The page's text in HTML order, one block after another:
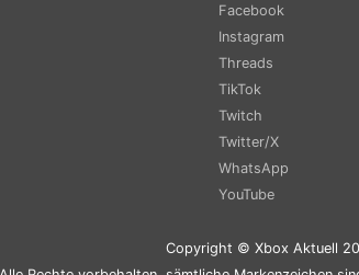
Facebook
Instagram
Threads
TikTok
Twitch
Twitter/X
WhatsApp
YouTube
Copyright © Xbox Aktuell